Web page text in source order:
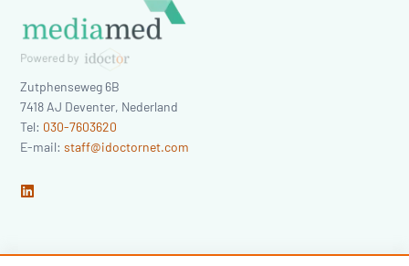
Zutphenseweg 6B
7418 AJ Deventer, Nederland
Tel: 030-7603620
E-mail:staff@idoctornet.com